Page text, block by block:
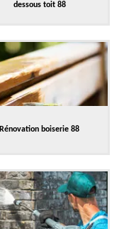
dessous toit 88
Rénovation boiserie 88